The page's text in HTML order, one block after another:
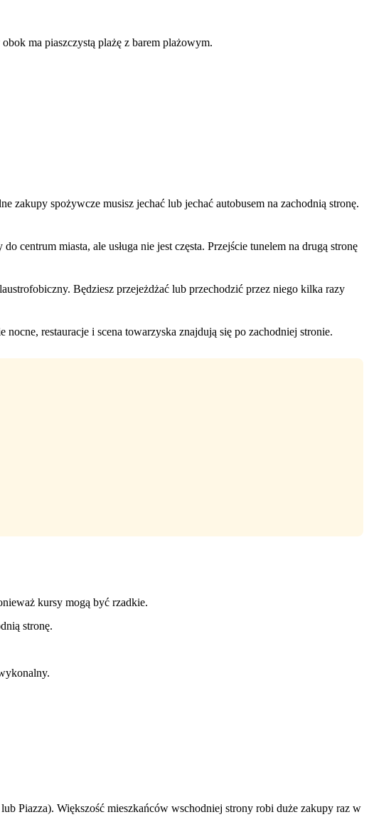
ma piaszczystą plażę z barem plażowym.
zakupy spożywcze musisz jechać lub jechać autobusem na zachodnią stronę.
centrum miasta, ale usługa nie jest częsta. Przejście tunelem na drugą stronę
Będziesz przejeżdżać lub przechodzić przez niego kilka razy
restauracje i scena towarzyska znajdują się po zachodniej stronie.
kursy mogą być rzadkie.
stronę.
Piazza). Większość mieszkańców wschodniej strony robi duże zakupy raz w